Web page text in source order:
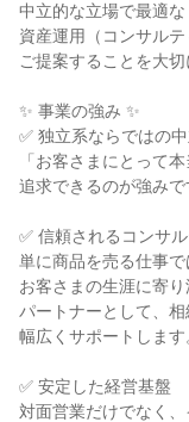
中立的な立場で最適な
資産運用（コンサル
ご提案することを大切
✨ 事業の強み ✨
✅ 独立系ならではの
「お客さまにとって
追求できるのが強みで
✅ 信頼されるコンサ
単に商品を売る仕事で
お客さまの生涯に寄り
パートナーとして、
幅広くサポートします
✅ 安定した経営基盤
対面営業だけでなく